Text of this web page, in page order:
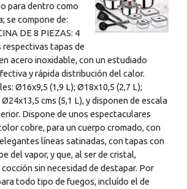
para dentro como
se compone de:
DE 8 PIEZAS: 4
respectivas tapas de
acero inoxidable, con un estudiado
y rápida distribución del calor.
Ø16x9,5 (1,9 L); Ø18x10,5 (2,7 L);
cms (5,1 L), y disponen de escala
Dispone de unos espectaculares
cobre, para un cuerpo cromado, con
líneas satinadas, con tapas con
del vapor, y que, al ser de cristal,
sin necesidad de destapar. Por
todo tipo de fuegos, incluído el de